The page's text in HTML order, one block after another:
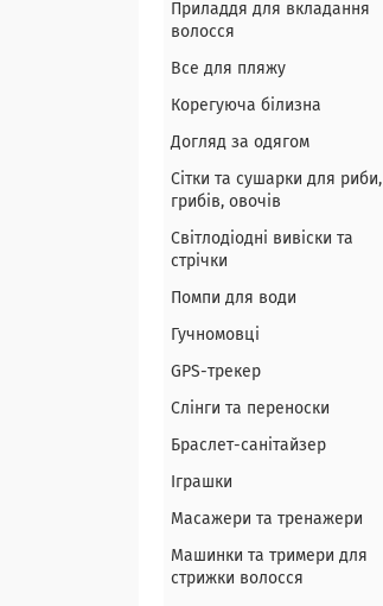
Приладдя для вкладання
волосся
Все для пляжу
Корегуюча білизна
Догляд за одягом
Сітки та сушарки для риби,
грибів, овочів
Світлодіодні вивіски та
стрічки
Помпи для води
Гучномовці
GPS-трекер
Слінги та переноски
Браслет-санітайзер
Іграшки
Масажери та тренажери
Машинки та тримери для
стрижки волосся